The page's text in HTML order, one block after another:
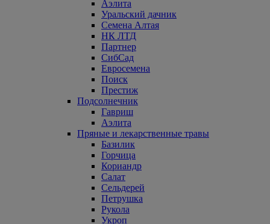
Аэлита
Уральский дачник
Семена Алтая
НК ЛТД
Партнер
СибСад
Евросемена
Поиск
Престиж
Подсолнечник
Гавриш
Аэлита
Пряные и лекарственные травы
Базилик
Горчица
Кориандр
Салат
Сельдерей
Петрушка
Рукола
Укроп